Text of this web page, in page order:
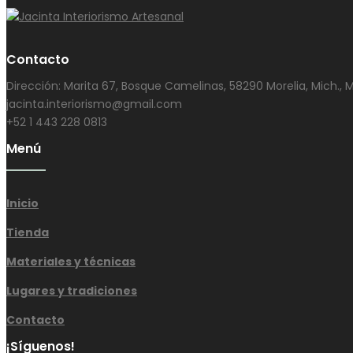
Contacto
Dirección: Marita 67, Bosque Camelinas, 58290 Morelia, Mich.,
jacinta.interiorismo@gmail.com
+52 1 443 228 0813
Menú
Inicio
Tienda
Materiales y técnicas
Lugares y tradiciones
Contacto
¡Síguenos!